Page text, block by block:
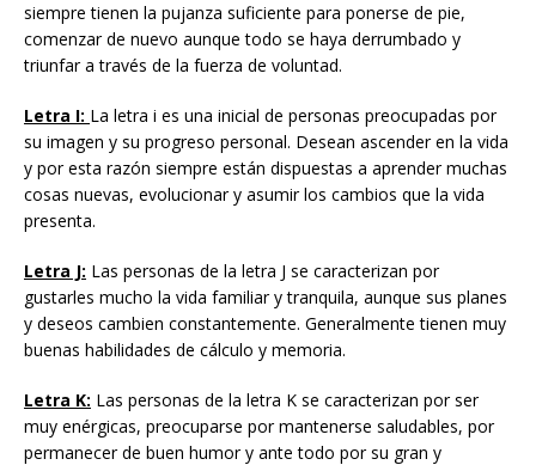
siempre tienen la pujanza suficiente para ponerse de pie,
comenzar de nuevo aunque todo se haya derrumbado y
triunfar a través de la fuerza de voluntad.
Letra I: La letra i es una inicial de personas preocupadas por
su imagen y su progreso personal. Desean ascender en la vida
y por esta razón siempre están dispuestas a aprender muchas
cosas nuevas, evolucionar y asumir los cambios que la vida
presenta.
Letra J: Las personas de la letra J se caracterizan por
gustarles mucho la vida familiar y tranquila, aunque sus planes
y deseos cambien constantemente. Generalmente tienen muy
buenas habilidades de cálculo y memoria.
Letra K: Las personas de la letra K se caracterizan por ser
muy enérgicas, preocuparse por mantenerse saludables, por
permanecer de buen humor y ante todo por su gran y